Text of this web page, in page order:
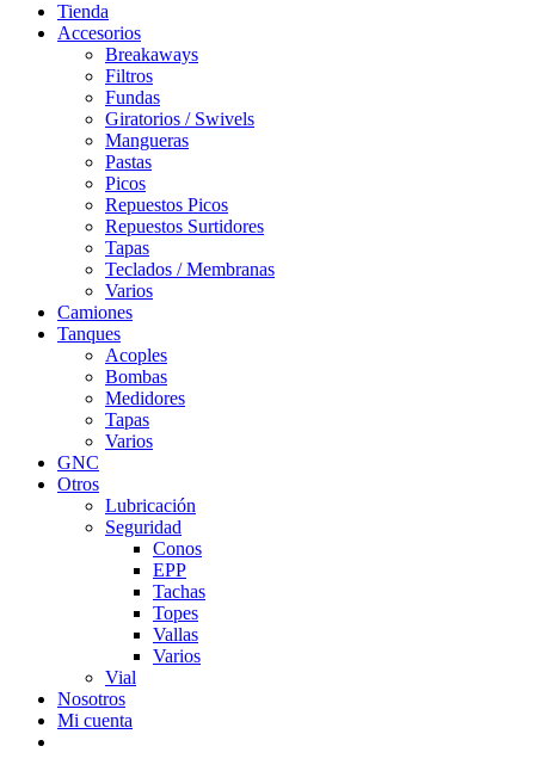
Tienda
Accesorios
Breakaways
Filtros
Fundas
Giratorios / Swivels
Mangueras
Pastas
Picos
Repuestos Picos
Repuestos Surtidores
Tapas
Teclados / Membranas
Varios
Camiones
Tanques
Acoples
Bombas
Medidores
Tapas
Varios
GNC
Otros
Lubricación
Seguridad
Conos
EPP
Tachas
Topes
Vallas
Varios
Vial
Nosotros
Mi cuenta